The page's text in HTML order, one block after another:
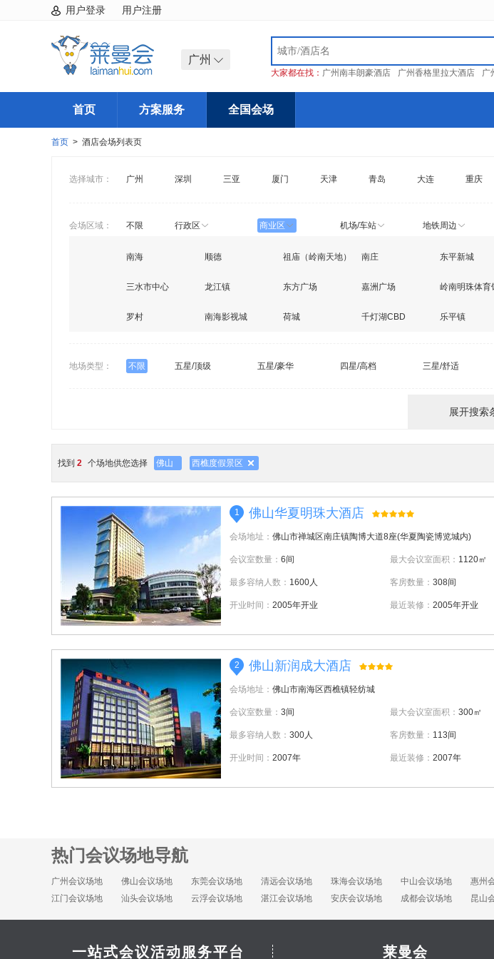
用户登录 用户注册
广州
大家都在找： 广州南丰朗豪酒店 广州香格里拉大酒店 广
首页 方案服务 全国会场
首页 > 酒店会场列表页
选择城市： 广州 深圳 三亚 厦门 天津 青岛 大连 重庆
会场区域： 不限 行政区 商业区 机场/车站 地铁周边
南海 顺德 祖庙（岭南天地） 南庄 东平新城
三水市中心 龙江镇 东方广场 嘉洲广场 岭南明珠体育
罗村 南海影视城 荷城 千灯湖CBD 乐平镇
地场类型： 不限 五星/顶级 五星/豪华 四星/高档 三星/舒适
展开搜索
找到 2 个场地供您选择 佛山 西樵度假景区
1 佛山华夏明珠大酒店
会场地址： 佛山市禅城区南庄镇陶博大道8座(华夏陶瓷博览城内)
会议室数量： 6间 最大会议室面积： 1120㎡
最多容纳人数： 1600人 客房数量： 308间
开业时间： 2005年开业 最近装修： 2005年开业
2 佛山新润成大酒店
会场地址： 佛山市南海区西樵镇轻纺城
会议室数量： 3间 最大会议室面积： 300㎡
最多容纳人数： 300人 客房数量： 113间
开业时间： 2007年 最近装修： 2007年
热门会议场地导航
广州会议场地 佛山会议场地 东莞会议场地 清远会议场地 珠海会议场地 中山会议场地 惠州
江门会议场地
汕头会议场地 云浮会议场地 湛江会议场地 安庆会议场地 成都会议场地 昆山
一站式会议活动服务平台 莱曼会